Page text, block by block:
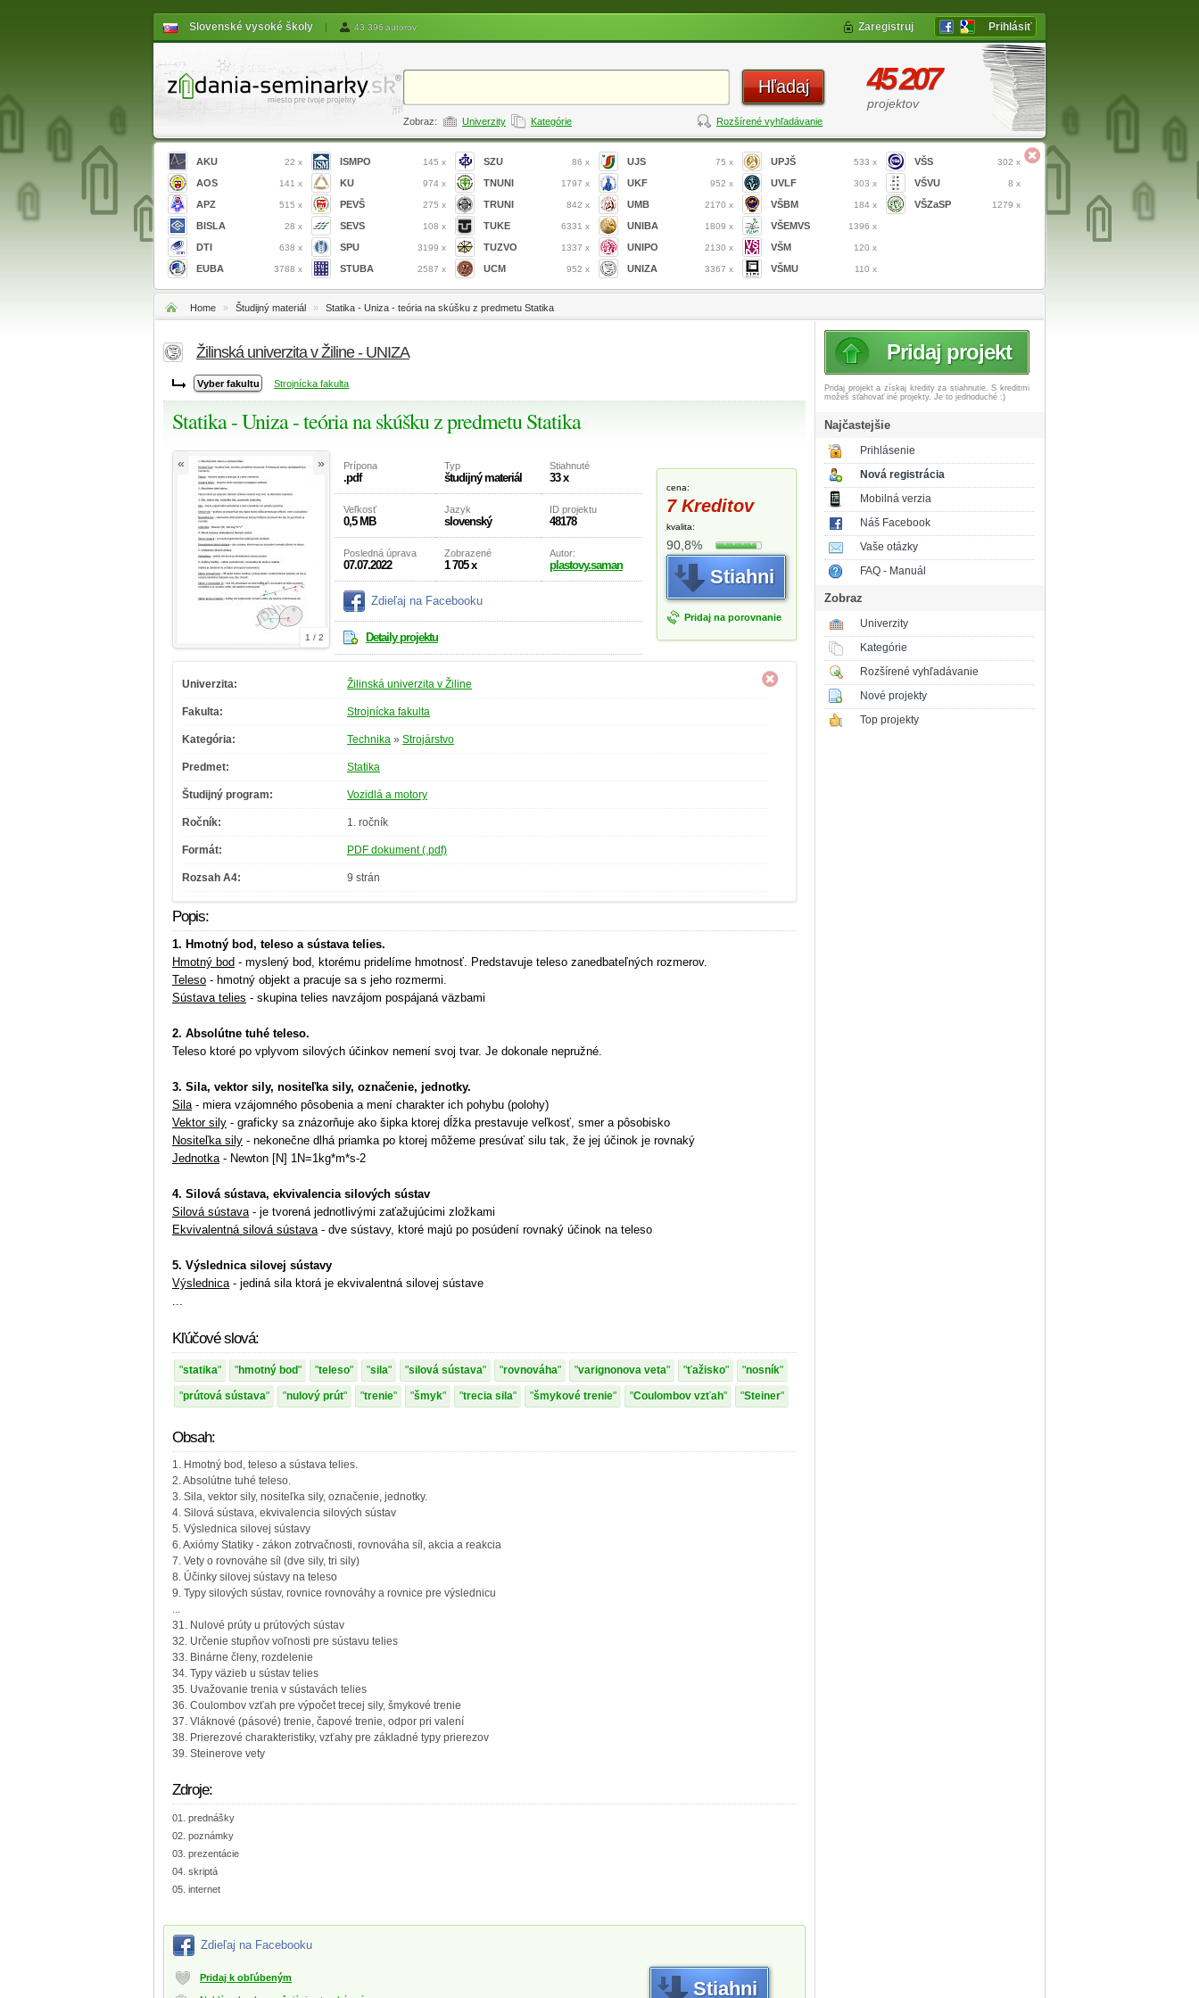
Slovenské vysoké školy | 43 396 autorov Zaregistruj Prihlásiť
Hľadaj
Zobraz: Univerzity Kategórie Rozšírené vyhľadávanie
45 207
projektov
AKU 22 x
AOS 141 x
APZ 515 x
BISLA 28 x
DTI 638 x
EUBA 3788 x
ISMPO 145 x
KU 974 x
PEVŠ 275 x
SEVS 108 x
SPU 3199 x
STUBA 2587 x
SZU 86 x
TNUNI 1797 x
TRUNI 842 x
TUKE 6331 x
TUZVO 1337 x
UCM 952 x
UJS 75 x
UKF 952 x
UMB 2170 x
UNIBA 1809 x
UNIPO 2130 x
UNIZA 3367 x
UPJŠ 533 x
UVLF 303 x
VŠBM 184 x
VŠEMVS 1396 x
VŠM 120 x
VŠMU 110 x
VŠS 302 x
VŠVU 8 x
VŠZaSP 1279 x
Home » Študijný materiál » Statika - Uniza - teória na skúšku z predmetu Statika
Žilinská univerzita v Žiline - UNIZA
Strojnícka fakulta
Statika - Uniza - teória na skúšku z predmetu Statika
1 / 2
« » Prípona
.pdf
Typ
študijný materiál
Stiahnuté
33 x
Veľkosť
0,5 MB
Jazyk
slovenský
ID projektu
48178
Posledná úprava
07.07.2022
Zobrazené
1 705 x
Autor:
plastovy.saman
Zdieľaj na Facebooku
Detaily projektu
cena:
7 Kreditov
kvalita:
90,8%
Stiahni
Pridaj na porovnanie
Univerzita: Žilinská univerzita v Žiline
Fakulta: Strojnícka fakulta
Kategória: Technika » Strojárstvo
Predmet: Statika
Študijný program: Vozidlá a motory
Ročník: 1. ročník
Formát: PDF dokument (.pdf)
Rozsah A4: 9 strán
Popis:
1. Hmotný bod, teleso a sústava telies.
Hmotný bod - myslený bod, ktorému pridelíme hmotnosť. Predstavuje teleso zanedbateľných rozmerov.
Teleso - hmotný objekt a pracuje sa s jeho rozmermi.
Sústava telies - skupina telies navzájom pospájaná väzbami
2. Absolútne tuhé teleso.
Teleso ktoré po vplyvom silových účinkov nemení svoj tvar. Je dokonale nepružné.
3. Sila, vektor sily, nositeľka sily, označenie, jednotky.
Sila- miera vzájomného pôsobenia a mení charakter ich pohybu (polohy)
Vektor sily - graficky sa znázorňuje ako šipka ktorej dĺžka prestavuje veľkosť, smer a pôsobisko
Nositeľka sily - nekonečne dlhá priamka po ktorej môžeme presúvať silu tak, že jej účinok je rovnaký
Jednotka- Newton [N] 1N=1kg*m*s-2
4. Silová sústava, ekvivalencia silových sústav
Silová sústava- je tvorená jednotlivými zaťažujúcimi zložkami
Ekvivalentná silová sústava- dve sústavy, ktoré majú po posúdení rovnaký účinok na teleso
5. Výslednica silovej sústavy
Výslednica- jediná sila ktorá je ekvivalentná silovej sústave
...
Kľúčové slová:
statika hmotný bod teleso sila silová sústava rovnováha varignonova veta ťažisko nosník
prútová sústava nulový prút trenie šmyk trecia sila šmykové trenie Coulombov vzťah Steiner
Obsah:
1. Hmotný bod, teleso a sústava telies.
2. Absolútne tuhé teleso.
3. Sila, vektor sily, nositeľka sily, označenie, jednotky.
4. Silová sústava, ekvivalencia silových sústav
5. Výslednica silovej sústavy
6. Axiómy Statiky - zákon zotrvačnosti, rovnováha síl, akcia a reakcia
7. Vety o rovnováhe síl (dve sily, tri sily)
8. Účinky silovej sústavy na teleso
9. Typy silových sústav, rovnice rovnováhy a rovnice pre výslednicu
...
31. Nulové prúty u prútových sústav
32. Určenie stupňov voľnosti pre sústavu telies
33. Binárne členy, rozdelenie
34. Typy väzieb u sústav telies
35. Uvažovanie trenia v sústavách telies
36. Coulombov vzťah pre výpočet trecej sily, šmykové trenie
37. Vláknové (pásové) trenie, čapové trenie, odpor pri valení
38. Prierezové charakteristiky, vzťahy pre základné typy prierezov
39. Steinerove vety
Zdroje:
prednášky
poznámky
prezentácie
skriptá
internet
Zdieľaj na Facebooku
Pridaj k obľúbeným Stiahni
Pridaj projekt
Pridaj projekt a získaj kredity za stiahnutie. S kreditmi
možeš sťahovať iné projekty. Je to jednoduché :)
Najčastejšie
Prihlásenie
Nová registrácia
Mobilná verzia
Náš Facebook
Vaše otázky
FAQ - Manuál
Zobraz
Univerzity
Kategórie
Rozšírené vyhľadávanie
Nové projekty
Top projekty